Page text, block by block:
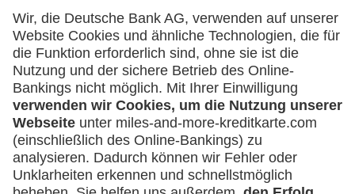
Service
Häufige Fragen
Downloadcenter
Kontakt